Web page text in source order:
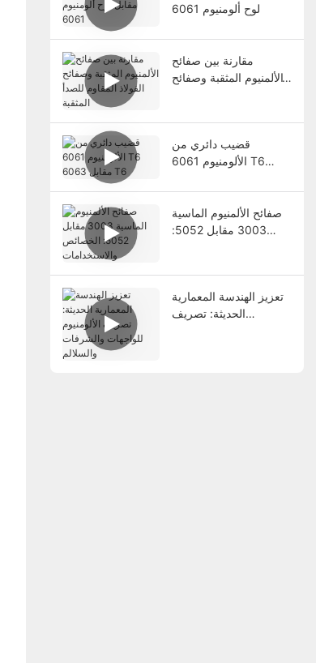
لوح ألومنيوم 6061
مقارنة بين صفائح
الألمنيوم المثقبة وصفائح
قضيب دائري من
الألومنيوم 6061 T6
صفائح الألمنيوم الماسية
3003 مقابل 5052:
تعزيز الهندسة المعمارية
الحديثة: تصريف